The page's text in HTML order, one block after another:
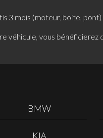
3 mois (moteur, boite,
véhicule, vous bénéficierez
BMW
KIA